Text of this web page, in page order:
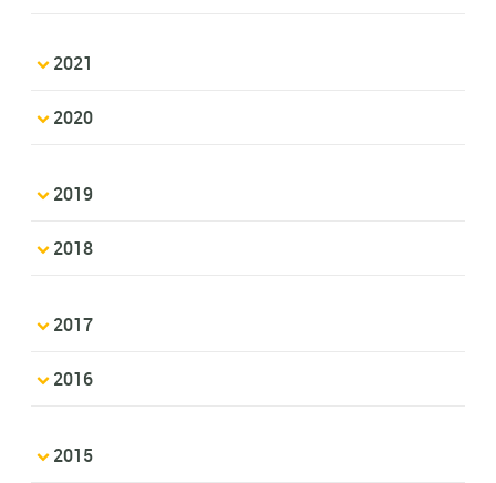
2021
2020
2019
2018
2017
2016
2015